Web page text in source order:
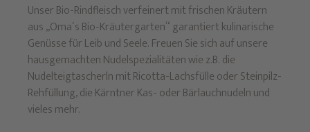
Unser Bio-Rindfleisch verfeinert mit frischen Kräutern
aus „Oma´s Bio-Kräutergarten“ garantiert kulinarische
Genüsse für Leib und Seele. Freuen Sie sich auf unsere
hausgemachten Nudelspezialitäten wie z.B. die
Nudelteigtascherln mit Ricotta-Lachsfülle oder Steinpilz-
Rehfüllung, die Kärntner Kas- oder Bärlauchnudeln und
vieles mehr.